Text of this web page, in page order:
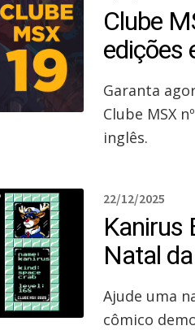
Clube
edições
Garanta
Clube MSX
inglês.
22/12/2025
Kanirus
Natal
Ajude uma
cômico